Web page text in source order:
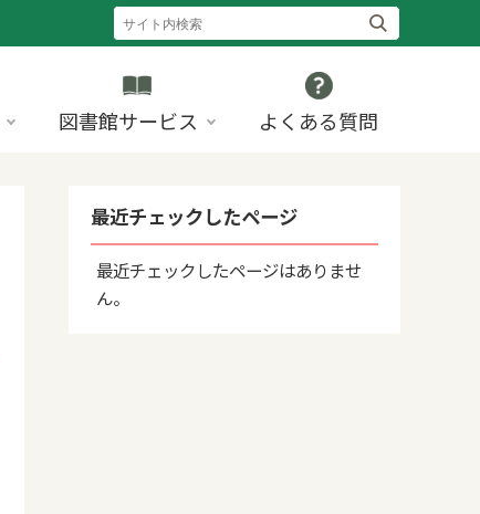
図書館サービス よくある質問
最近チェックしたページ
最近チェックしたページはありませ
ん。